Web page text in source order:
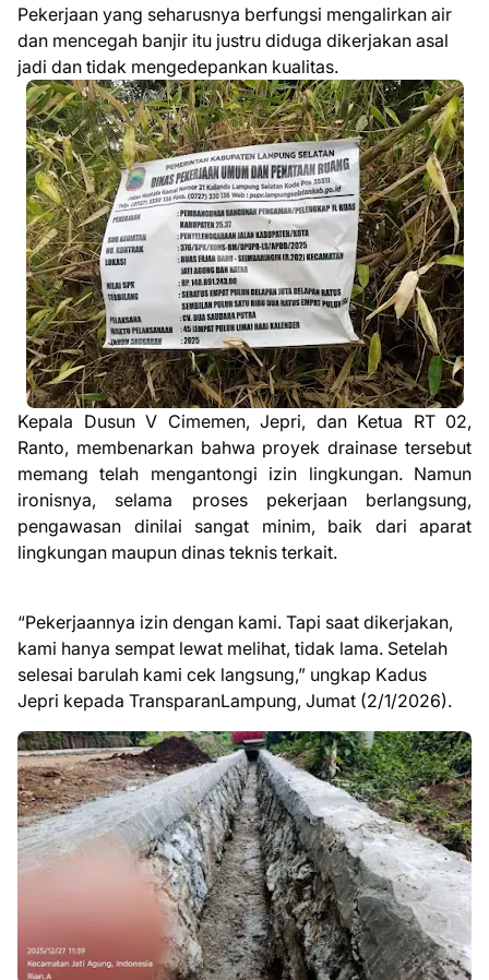
Pekerjaan yang seharusnya berfungsi mengalirkan air
dan mencegah banjir itu justru diduga dikerjakan asal
jadi dan tidak mengedepankan kualitas.
Kepala Dusun V Cimemen, Jepri, dan Ketua RT 02,
Ranto, membenarkan bahwa proyek drainase tersebut
memang telah mengantongi izin lingkungan. Namun
ironisnya, selama proses pekerjaan berlangsung,
pengawasan dinilai sangat minim, baik dari aparat
lingkungan maupun dinas teknis terkait.
“Pekerjaannya izin dengan kami. Tapi saat dikerjakan,
kami hanya sempat lewat melihat, tidak lama. Setelah
selesai barulah kami cek langsung,” ungkap Kadus
Jepri kepada TransparanLampung, Jumat (2/1/2026).